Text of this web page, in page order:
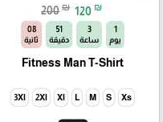
200 ₪ 120 ₪
1
يوم
3
ساعة
51
دقيقة
06
ثانية
Fitness Man T-Shirt
Xs
S
M
L
Xl
2Xl
3Xl